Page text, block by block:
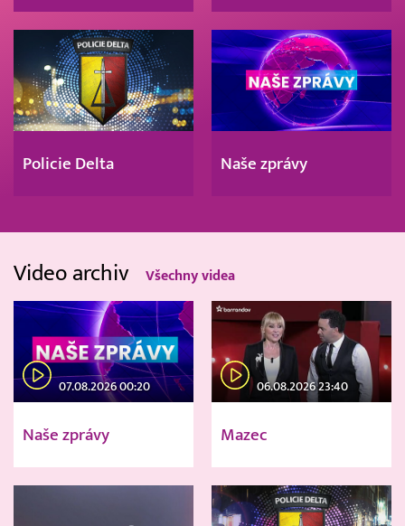
Policie Delta Naše zprávy
Video archiv Všechny videa
07.08.2026 00:20
Naše zprávy
06.08.2026 23:40
Mazec